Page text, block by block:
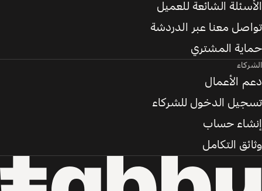
الأسئلة الشائعة للعميل
تواصل معنا عبر الدردشة
حماية المشتري
الشركاء
دعم الأعمال
تسجيل الدخول للشركاء
إنشاء حساب
وثائق التكامل